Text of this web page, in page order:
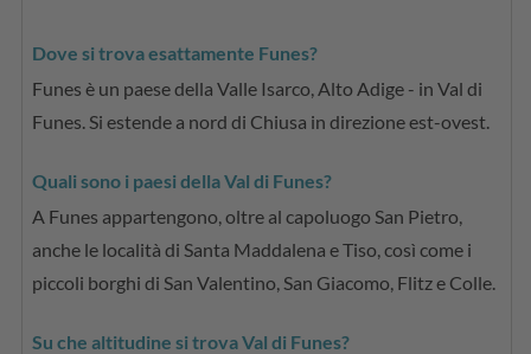
Dove si trova esattamente Funes?
Funes è un paese della Valle Isarco, Alto Adige - in Val di
Funes. Si estende a nord di Chiusa in direzione est-ovest.
Quali sono i paesi della Val di Funes?
A Funes appartengono, oltre al capoluogo San Pietro,
anche le località di Santa Maddalena e Tiso, così come i
piccoli borghi di San Valentino, San Giacomo, Flitz e Colle.
Su che altitudine si trova Val di Funes?